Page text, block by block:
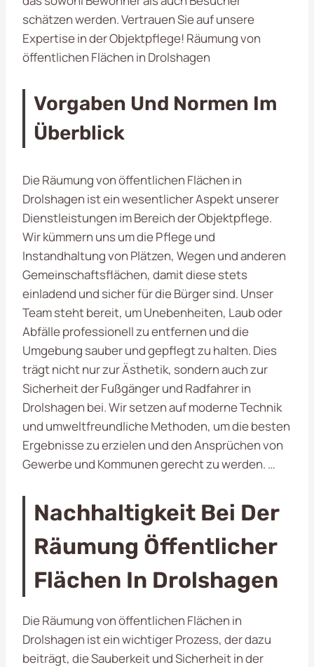
schätzen werden. Vertrauen Sie auf unsere
Expertise in der Objektpflege! Räumung von
öffentlichen Flächen in Drolshagen
Vorgaben Und Normen Im
Überblick
Die Räumung von öffentlichen Flächen in
Drolshagen ist ein wesentlicher Aspekt unserer
Dienstleistungen im Bereich der Objektpflege.
Wir kümmern uns um die Pflege und
Instandhaltung von Plätzen, Wegen und anderen
Gemeinschaftsflächen, damit diese stets
einladend und sicher für die Bürger sind. Unser
Team steht bereit, um Unebenheiten, Laub oder
Abfälle professionell zu entfernen und die
Umgebung sauber und gepflegt zu halten. Dies
trägt nicht nur zur Ästhetik, sondern auch zur
Sicherheit der Fußgänger und Radfahrer in
Drolshagen bei. Wir setzen auf moderne Technik
und umweltfreundliche Methoden, um die besten
Ergebnisse zu erzielen und den Ansprüchen von
Gewerbe und Kommunen gerecht zu werden. …
Nachhaltigkeit Bei Der
Räumung Öffentlicher
Flächen In Drolshagen
Die Räumung von öffentlichen Flächen in
Drolshagen ist ein wichtiger Prozess, der dazu
beiträgt, die Sauberkeit und Sicherheit in der